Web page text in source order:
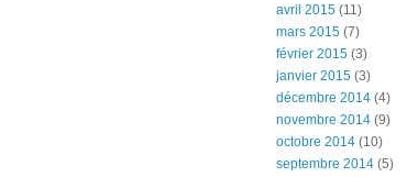
avril 2015 (11)
mars 2015 (7)
février 2015 (3)
janvier 2015 (3)
décembre 2014 (4)
novembre 2014 (9)
octobre 2014 (10)
septembre 2014 (5)